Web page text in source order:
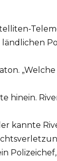
hinein.
kannte